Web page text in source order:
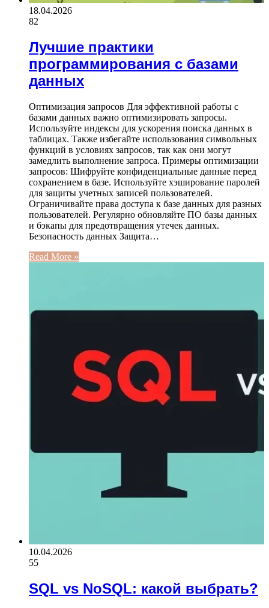
18.04.2026
82
Лучшие практики
программирования с базами
данных
Оптимизация запросов Для эффективной работы с
базами данных важно оптимизировать запросы.
Используйте индексы для ускорения поиска данных в
таблицах. Также избегайте использования символьных
функций в условиях запросов, так как они могут
замедлить выполнение запроса. Примеры оптимизации
запросов: Шифруйте конфиденциальные данные перед
сохранением в базе. Используйте хэширование паролей
для защиты учетных записей пользователей.
Ограничивайте права доступа к базе данных для разных
пользователей. Регулярно обновляйте ПО базы данных
и бэкапы для предотвращения утечек данных.
Безопасность данных Защита…
Read More »
10.04.2026
55
SQL vs NoSQL: какой выбрать?